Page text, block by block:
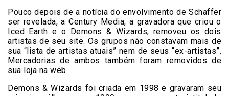
Pouco depois de a notícia do envolvimento de Schaffer
ser revelada, a Century Media, a gravadora que criou o
Iced Earth e o Demons & Wizards, removeu os dois
artistas de seu site. Os grupos não constavam mais de
sua “lista de artistas atuais” nem de seus “ex-artistas”.
Mercadorias de ambos também foram removidos de
sua loja na web.
Demons & Wizards foi criada em 1998 e gravaram seu